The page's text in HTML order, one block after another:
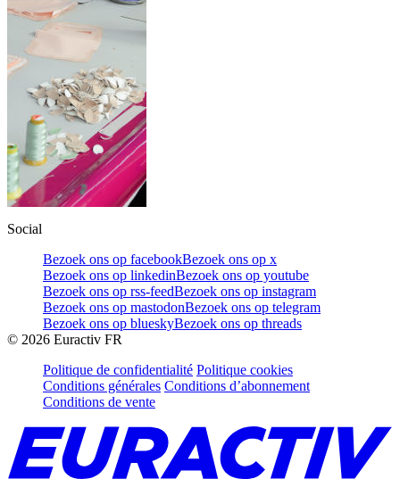
Social
Bezoek ons op facebookBezoek ons op x
Bezoek ons op linkedinBezoek ons op youtube
Bezoek ons op rss-feedBezoek ons op instagram
Bezoek ons op mastodonBezoek ons op telegram
Bezoek ons op blueskyBezoek ons op threads
© 2026 Euractiv FR
Politique de confidentialité Politique cookies
Conditions générales Conditions d’abonnement
Conditions de vente